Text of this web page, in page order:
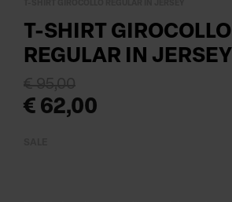
T-SHIRT GIROCOLLO
REGULAR IN JERSEY
€ 62,00
€ 95,00